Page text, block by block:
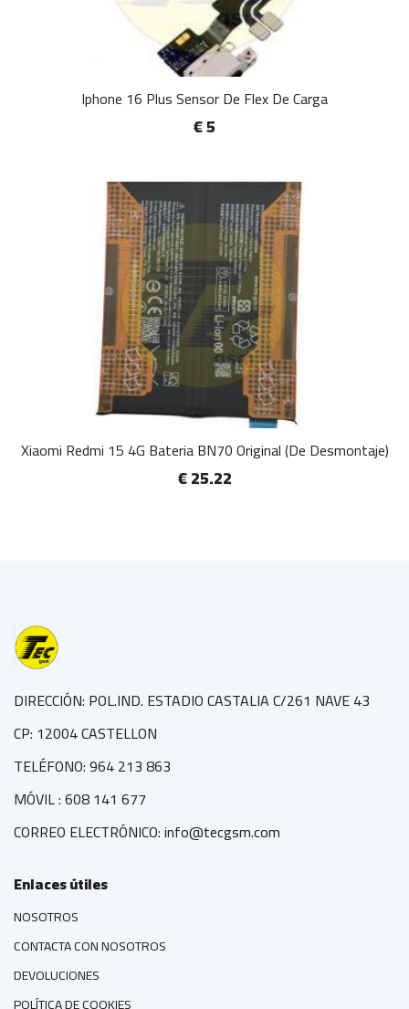
Iphone 16 Plus Sensor De Flex De Carga
€ 5
Xiaomi Redmi 15 4G Bateria BN70 Original (De Desmontaje)
€ 25.22
DIRECCIÓN: POL.IND. ESTADIO CASTALIA C/261 NAVE 43
CP: 12004 CASTELLON
TELÉFONO: 964 213 863
MÓVIL : 608 141 677
CORREO ELECTRÓNICO: info@tecgsm.com
Enlaces útiles
NOSOTROS
CONTACTA CON NOSOTROS
DEVOLUCIONES
POLÍTICA DE COOKIES